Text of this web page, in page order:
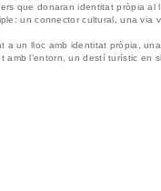
que donaran identitat pròpia al
un connector cultural, una via
a un lloc amb identitat pròpia,
l’entorn, un destí turístic en si